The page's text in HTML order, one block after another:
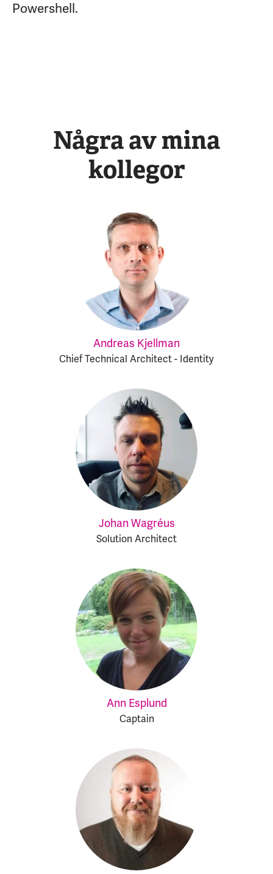
Powershell.
Några av mina
kollegor
Andreas Kjellman
Chief Technical Architect - Identity
Johan Wagréus
Solution Architect
Ann Esplund
Captain